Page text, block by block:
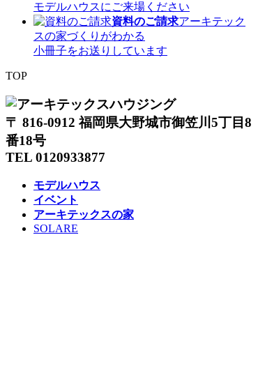
モデルハウスにご来場ください
資料のご請求アーキテック
スの家づくりがわかる
小冊子をお送りしています
TOP
〒 816-0912 福岡県大野城市御笠川5丁目8
番18号
TEL 0120933877
モデルハウス
イベント
アーキテックスの家
SOLARE